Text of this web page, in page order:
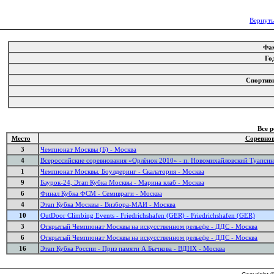
Все
Место
3
Чемпионат Москвы (Б) - Москва
4
Всероссийские соревнования «Орлёнок 2010» - п. Новомихайловский
1
Чемпионат Москвы. Боулдеринг - Скалатория - Москва
9
Баурок-24, Этап Кубка Москвы - Марина клаб - Москва
6
Финал Кубка ФСМ - Семивраги - Москва
4
Этап Кубка Москвы - Визбора-МАИ - Москва
10
OutDoor Climbing Events - Friedrichshafen (GER) - Friedrichshafen (GER)
3
Открытый Чемпионат Москвы на искусственном рельефе - ДДС - Москва
6
Открытый Чемпионат Москвы на искусственном рельефе - ДДС - Москва
16
Этап Кубка России - Приз памяти А.Бычкова - ВДНХ - Москва